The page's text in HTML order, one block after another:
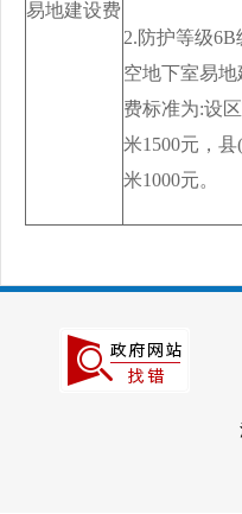
易地建设费
2.防护等级
空地下室易
费标准为:设
米1500元，
米1000元。